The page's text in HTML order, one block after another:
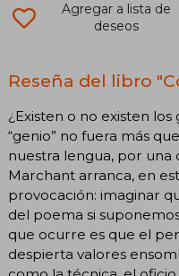
Agregar a lista de
deseos
Reseña del libro
¿Existen o no existen los
“genio” no fuera más
nuestra lengua, por una
Marchant arranca, en
provocación: imaginar
del poema si
que ocurre es que el
despierta valores